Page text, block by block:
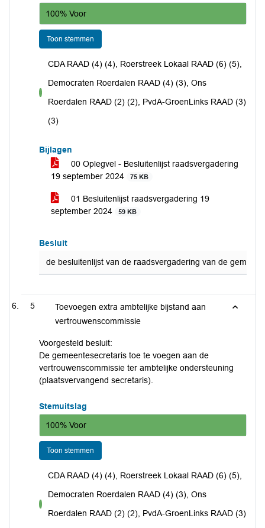
100% Voor
Toon stemmen
voor
CDA RAAD (4) (4), Roerstreek Lokaal RAAD (6) (5),
Democraten Roerdalen RAAD (4) (3), Ons
Roerdalen RAAD (2) (2), PvdA-GroenLinks RAAD (3)
(3)
Bijlagen
00 Oplegvel - Besluitenlijst raadsvergadering
19 september 2024
75 KB
01 Besluitenlijst raadsvergadering 19
september 2024
59 KB
Besluit
de besluitenlijst van de raadsvergadering van de
5
Toevoegen extra ambtelijke bijstand aan
vertrouwenscommissie
Voorgesteld besluit:
De gemeentesecretaris toe te voegen aan de
vertrouwenscommissie ter ambtelijke ondersteuning
(plaatsvervangend secretaris).
Stemuitslag
100% Voor
Toon stemmen
voor
CDA RAAD (4) (4), Roerstreek Lokaal RAAD (6) (5),
Democraten Roerdalen RAAD (4) (3), Ons
Roerdalen RAAD (2) (2), PvdA-GroenLinks RAAD (3)